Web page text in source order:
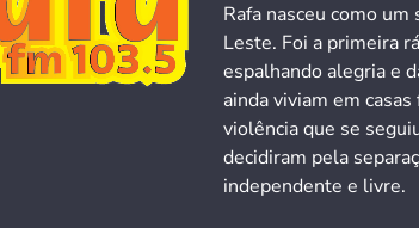
Rafa nasceu como
Leste. Foi a primeira
espalhando alegria e
ainda viviam em
violência que se
decidiram pela
independente e livre.